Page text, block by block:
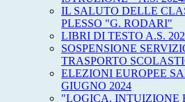
IL SALUTO DELLE
PLESSO "G. RODARI"
LIBRI DI TESTO A.S.
SOSPENSIONE
TRASPORTO
ELEZIONI EUROPEE
GIUGNO 2024
"LOGICA, INTUIZIONE